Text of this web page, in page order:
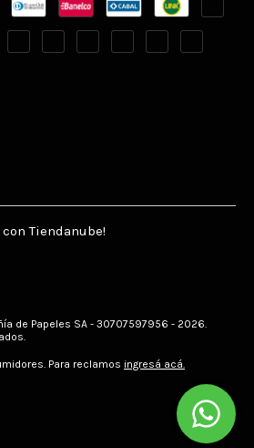
Tiendanube!
de Papeles SA - 30707597956 - 2026.
Para reclamos ingresá acá.